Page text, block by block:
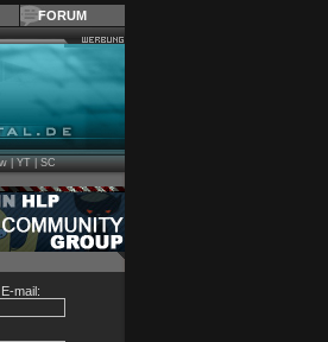
FORUM
|YT|SC
mail: